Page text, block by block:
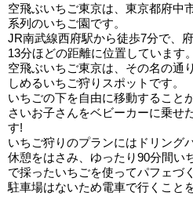
空飛ぶいちご東京は、東京都府中
系列のいちご園です。
JR南武線西府駅から徒歩7分で、
13分ほどの距離に位置しています。
空飛ぶいちご東京は、その名の通
しめるいちご狩りスポットです。
いちごの下を自由に移動すること
さいお子さんをベビーカーに乗せ
す!
いちご狩りのプランにはドリング
休憩をはさみ、ゆったり90分間い
で採ったいちごを使ってパフェづ
駐車場はないため電車で行くこと